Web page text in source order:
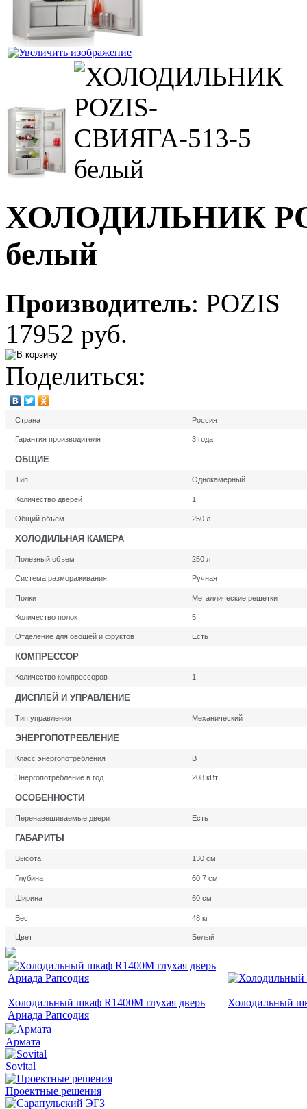
ХОЛОДИЛЬНИК
белый
Производитель: POZIS
17952 руб.
Поделиться:
Страна Россия
Гарантия производителя 3 года
ОБЩИЕ
Тип Однокамерный
Количество дверей 1
Общий объем 250 л
ХОЛОДИЛЬНАЯ КАМЕРА
Полезный объем 250 л
Система размораживания Ручная
Полки Металлические решетки
Количество полок 5
Отделение для овощей и фруктов Есть
КОМПРЕССОР
Количество компрессоров 1
ДИСПЛЕЙ И УПРАВЛЕНИЕ
Тип управления Механический
ЭНЕРГОПОТРЕБЛЕНИЕ
Класс энергопотребления B
Энергопотребление в год 208 кВт
ОСОБЕННОСТИ
Перенавешиваемые двери Есть
ГАБАРИТЫ
Высота 130 см
Глубина 60.7 см
Ширина 60 см
Вес 48 кг
Цвет Белый
Холодильный шкаф R1400M глухая дверь
Ариада Рапсодия
Холодильный
Армата
Sovital
Проектные решения